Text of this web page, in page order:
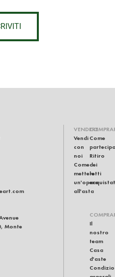
Monte
VENDERE
Vendi
con
noi
Come
mettere
un'opera
all'asta
Come
Ritiro
dei
lotti
Il
nostro
team
Casa
d'aste